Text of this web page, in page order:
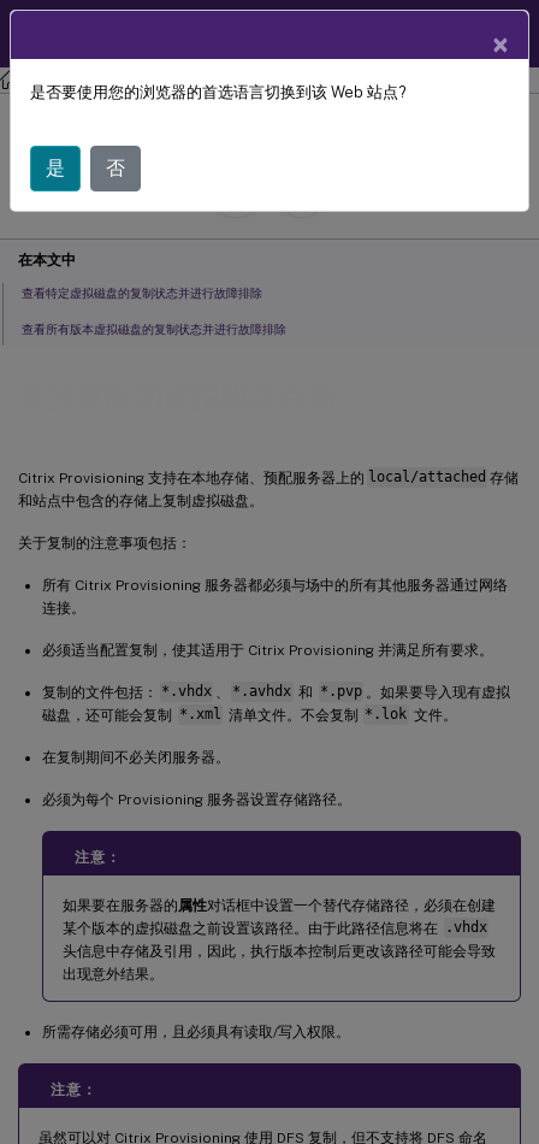
Citrix Provisioning Citrix Provisioning 2305
Citrix Provisioning 支持在本地存储、预配服务器上的 local/attached 存储
和站点中包含的存储上复制虚拟磁盘。
关于复制的注意事项包括：
所有 Citrix Provisioning 服务器都必须与场中的所有其他服务器通过网络
连接。
必须适当配置复制，使其适用于 Citrix Provisioning 并满足所有要求。
复制的文件包括： *.vhdx *.avhdx 和 *.pvp 。如果要导入现有虚拟
磁盘，还可能会复制 *.xml 清单文件。不会复制 *.lok 文件。
在复制期间不必关闭服务器。
必须为每个 Provisioning 服务器设置存储路径。
注意：
如果要在服务器的 属性对话框中设置一个替代存储路径，必须在创建
某个版本的虚拟磁盘之前设置该路径。由于此路径信息将在
.vhdx
头信息中存储及引用，因此，执行版本控制后更改该路径可能会导致
出现意外结果。
所需存储必须可用，且必须具有读取/写入权限。
注意：
虽然可以对 Citrix Provisioning 使用 DFS 复制，但不支持将 DFS 命名
支持复制的虚拟磁盘存储
July 29, 2024
C
在本文中
查看特定虚拟磁盘的复制状态并进行故障排除
查看所有版本虚拟磁盘的复制状态并进行故障排除
×
是否要使用您的浏览器的首选语言切换到该 Web 站点?
是 否